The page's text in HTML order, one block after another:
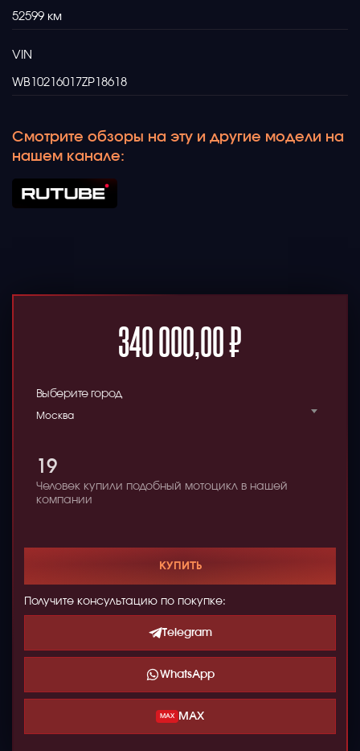
52599
VIN
WB10216017ZP18618
Смотрите обзоры на эту и другие модели на
нашем канале:
340 000,00₽
Выберите город
Москва
19
Человек купили подобный мотоцикл в нашей
компании
КУПИТЬ
Получите консультацию по покупке:
Telegram
WhatsApp
MAX MAX